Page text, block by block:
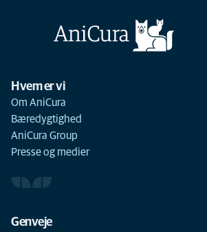
Hvem er vi
Om AniCura
Bæredygtighed
AniCura Group
Presse og medier
Genveje